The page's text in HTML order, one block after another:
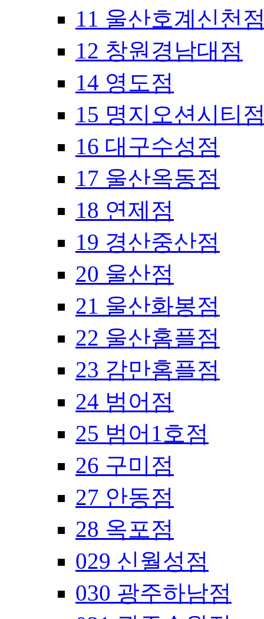
11 울산호계신천
12 창원경남대점
14 영도점
15 명지오션시티
16 대구수성점
17 울산옥동점
18 연제점
19 경산중산점
20 울산점
21 울산화봉점
22 울산홈플점
23 감만홈플점
24 범어점
25 범어1호점
26 구미점
27 안동점
28 옥포점
029 신월성점
030 광주하남점